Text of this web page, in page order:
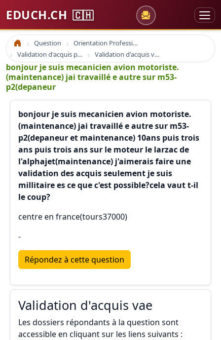
EDUCH.CH 🇨🇭
Accueil Question
Orientation Professionnelle
Validation d'acquis professionnel
Validation d'acquis vae
bonjour je suis mecanicien avion motoriste.
(maintenance) jai travaillé e autre sur m53-
p2(depaneur
bonjour je suis mecanicien avion motoriste.
(maintenance) jai travaillé e autre sur m53-
p2(depaneur et maintenance) 10ans puis trois
ans puis trois ans sur le moteur le larzac de
l'alphajet(maintenance) j'aimerais faire une
validation des acquis seulement je suis
millitaire es ce que c'est possible?cela vaut t-il
le coup?
centre en france(tours37000)
-
Répondez à cette question
Validation d'acquis vae
Les dossiers répondants à la question sont
accessible en cliquant sur les liens suivants :